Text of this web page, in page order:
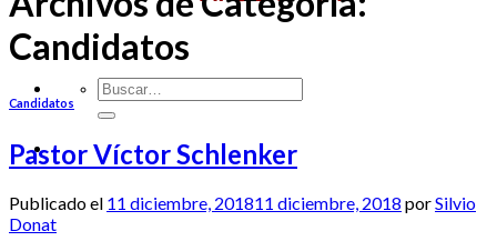
Candidatos
Candidatos
Pastor Víctor Schlenker
Publicado el 11 diciembre, 201811 diciembre, 2018 porSilvio
Donat